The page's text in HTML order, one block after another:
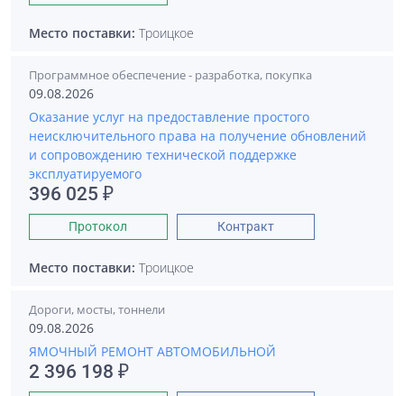
Место поставки: Троицкое
Программное обеспечение - разработка, покупка
09.08.2026
Оказание услуг на предоставление простого
неисключительного права на получение обновлений
и сопровождению технической поддержке
эксплуатируемого
396 025 ₽
Протокол Контракт
Место поставки: Троицкое
Дороги, мосты, тоннели
09.08.2026
ЯМОЧНЫЙ РЕМОНТ АВТОМОБИЛЬНОЙ
2 396 198 ₽